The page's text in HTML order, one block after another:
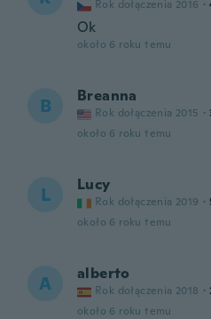
Rok dołączenia 2016 ·
Ok
około 6 roku temu
B Breanna
Rok dołączenia 2015 ·
około 6 roku temu
L Lucy
Rok dołączenia 2019 ·
około 6 roku temu
A alberto
Rok dołączenia 2018 ·
około 6 roku temu